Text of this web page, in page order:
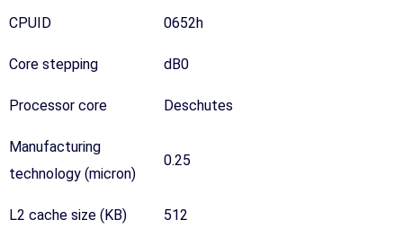
CPUID 0652h
Core stepping dB0
Processor core Deschutes
Manufacturing
technology (micron)
0.25
L2 cache size (KB) 512